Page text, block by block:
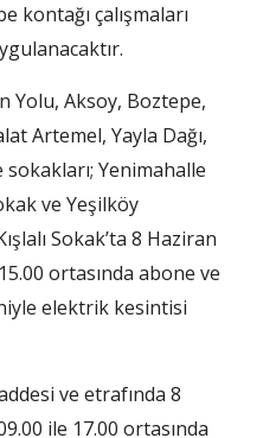
kontağı çalışmaları
Yolu, Aksoy, Boztepe,
Artemel, Yayla Dağı,
sokakları; Yenimahalle
ve Yeşilköy
Sokak’ta 8 Haziran
ortasında abone ve
elektrik kesintisi
ve etrafında 8
ile 17.00 ortasında